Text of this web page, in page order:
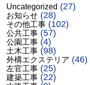
Uncategorized (27)
お知らせ (28)
その他工事 (102)
公共工事 (57)
公園工事 (4)
土木工事 (98)
外構エクステリア (46)
左官工事 (25)
建築工事 (22)